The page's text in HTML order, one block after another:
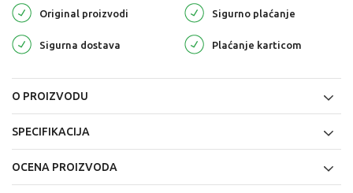
Original proizvodi Sigurno plaćanje
Sigurna dostava Plaćanje karticom
O PROIZVODU
SPECIFIKACIJA
OCENA PROIZVODA